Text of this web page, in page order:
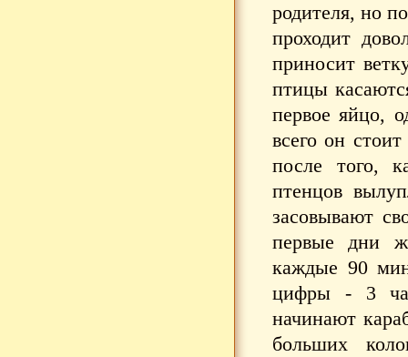
родителя, но
проходит
приносит
птицы
первое яйцо,
всего он
после того,
птенцов
засовывают
первые дни
каждые 90
цифры - 3
начинают
больших